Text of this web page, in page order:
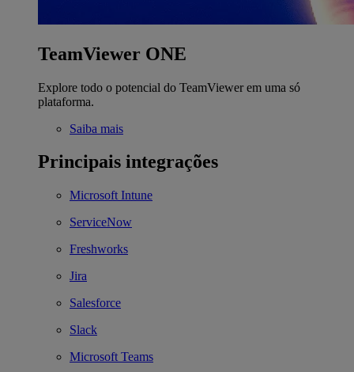
TeamViewer ONE
Explore todo o potencial do TeamViewer em uma só
plataforma.
Saiba mais
Principais integrações
Microsoft Intune
ServiceNow
Freshworks
Jira
Salesforce
Slack
Microsoft Teams